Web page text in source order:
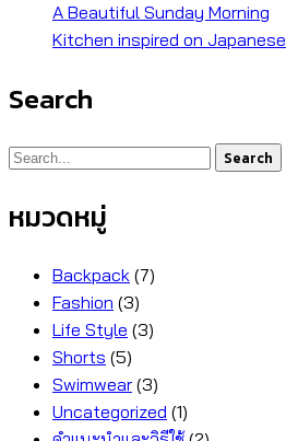
A Beautiful Sunday Morning
Kitchen inspired on Japanese
Search
Search
หมวดหมู่
Backpack (7)
Fashion (3)
Life Style (3)
Shorts (5)
Swimwear (3)
Uncategorized (1)